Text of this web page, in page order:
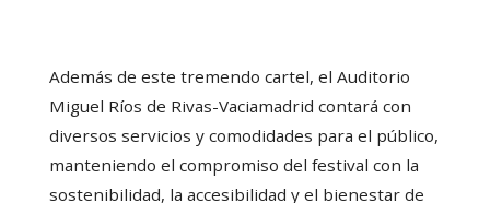
Además de este tremendo cartel, el Auditorio
Miguel Ríos de Rivas-Vaciamadrid contará con
diversos servicios y comodidades para el público,
manteniendo el compromiso del festival con la
sostenibilidad, la accesibilidad y el bienestar de